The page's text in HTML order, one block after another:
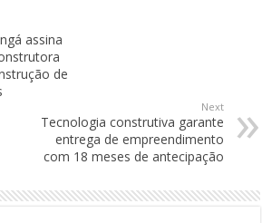
assina
de
Next
Tecnologia construtiva garante
entrega de empreendimento
com 18 meses de antecipação